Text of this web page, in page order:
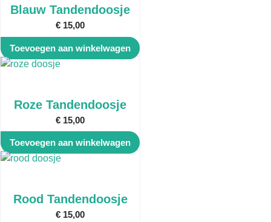
Blauw Tandendoosje
€ 15,00
Toevoegen aan winkelwagen
Roze Tandendoosje
€ 15,00
Toevoegen aan winkelwagen
Rood Tandendoosje
€ 15,00